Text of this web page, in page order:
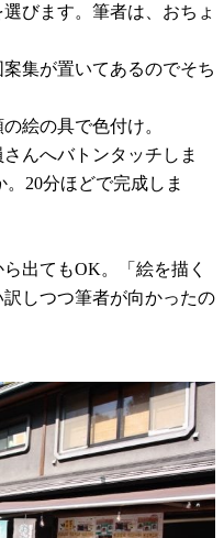
びます。筆者は、おちょ
集が置いてあるのでそち
絵の具で色付け。
んへバトンタッチしま
20分ほどで完成しま
出てもOK。「絵を描く
しつつ筆者が向かったの